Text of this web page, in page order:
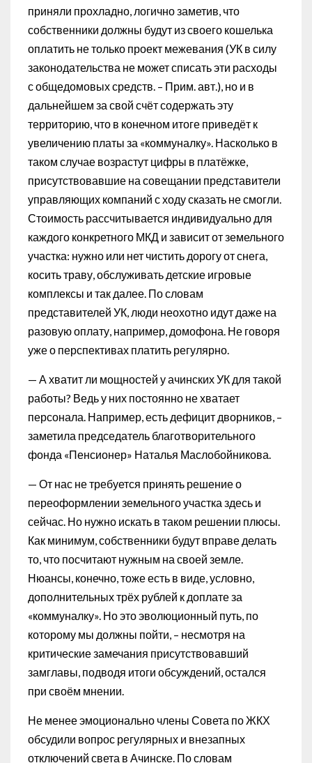
приняли прохладно, логично заметив, что
собственники должны будут из своего кошелька
оплатить не только проект межевания (УК в силу
законодательства не может списать эти расходы
с общедомовых средств. – Прим. авт.), но и в
дальнейшем за свой счёт содержать эту
территорию, что в конечном итоге приведёт к
увеличению платы за «коммуналку». Насколько в
таком случае возрастут цифры в платёжке,
присутствовавшие на совещании представители
управляющих компаний с ходу сказать не смогли.
Стоимость рассчитывается индивидуально для
каждого конкретного МКД и зависит от земельного
участка: нужно или нет чистить дорогу от снега,
косить траву, обслуживать детские игровые
комплексы и так далее. По словам
представителей УК, люди неохотно идут даже на
разовую оплату, например, домофона. Не говоря
уже о перспективах платить регулярно.
— А хватит ли мощностей у ачинских УК для такой
работы? Ведь у них постоянно не хватает
персонала. Например, есть дефицит дворников, –
заметила председатель благотворительного
фонда «Пенсионер» Наталья Маслобойникова.
— От нас не требуется принять решение о
переоформлении земельного участка здесь и
сейчас. Но нужно искать в таком решении плюсы.
Как минимум, собственники будут вправе делать
то, что посчитают нужным на своей земле.
Нюансы, конечно, тоже есть в виде, условно,
дополнительных трёх рублей к доплате за
«коммуналку». Но это эволюционный путь, по
которому мы должны пойти, – несмотря на
критические замечания присутствовавший
замглавы, подводя итоги обсуждений, остался
при своём мнении.
Не менее эмоционально члены Совета по ЖКХ
обсудили вопрос регулярных и внезапных
отключений света в Ачинске. По словам